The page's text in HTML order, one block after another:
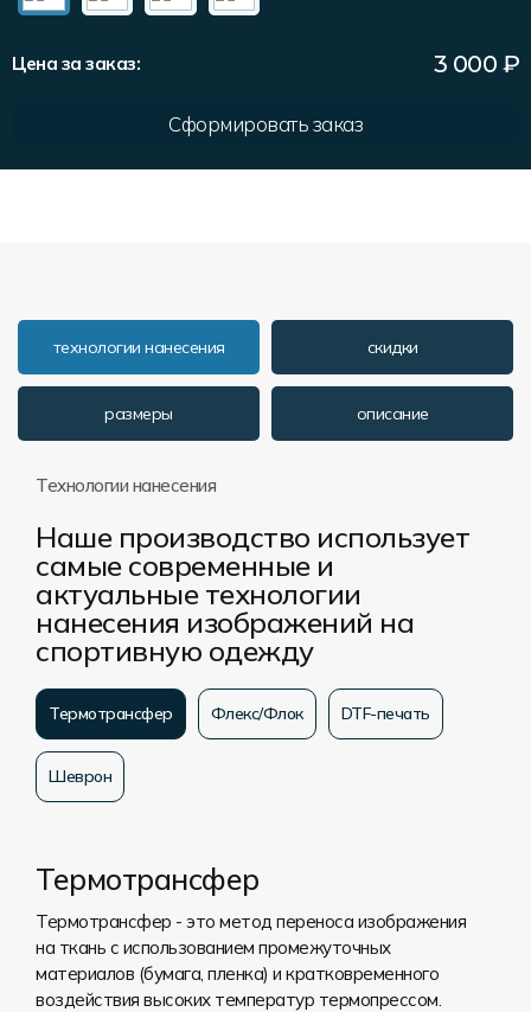
Цена за заказ: 3 000 ₽
Сформировать заказ
технологии нанесения скидки
размеры описание
Технологии нанесения
Наше производство использует
самые современные и
актуальные технологии
нанесения изображений на
спортивную одежду
Термотрансфер Флекс/Флок DTF-печать
Шеврон
Термотрансфер
Термотрансфер - это метод переноса изображения
на ткань с использованием промежуточных
материалов (бумага, пленка) и кратковременного
воздействия высоких температур термопрессом.